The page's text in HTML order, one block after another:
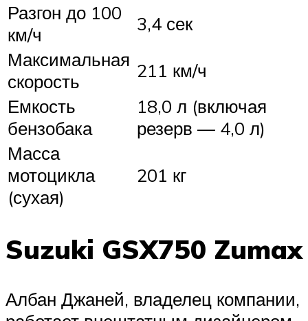
Разгон до 100
км/ч
3,4 сек
Максимальная
скорость
211 км/ч
Емкость
бензобака
18,0 л (включая
резерв — 4,0 л)
Масса
мотоцикла
(сухая)
201 кг
Suzuki GSX750 Zumax
Албан Джаней, владелец компании,